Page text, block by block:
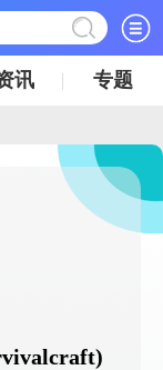
讯 专题